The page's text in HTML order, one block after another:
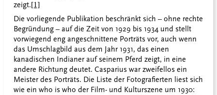
zeigt.[1]
Die vorliegende Publikation beschränkt sich – ohne rechte
Begründung – auf die Zeit von 1929 bis 1934 und stellt
vorwiegend eng angeschnittene Porträts vor, auch wenn
das Umschlagbild aus dem Jahr 1931, das einen
kanadischen Indianer auf seinem Pferd zeigt, in eine
andere Richtung deutet. Casparius war zweifellos ein
Meister des Porträts. Die Liste der Fotografierten liest sich
wie ein who is who der Film- und Kulturszene um 1930: